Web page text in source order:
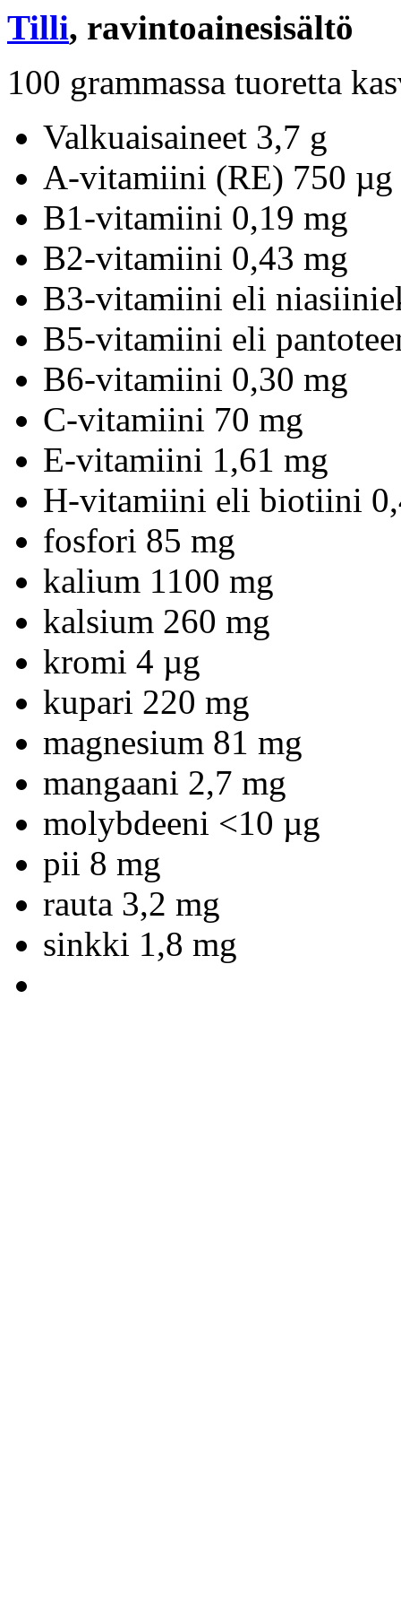
Tilli, ravintoainesisältö
100 grammassa tuoretta
Valkuaisaineet 3,7 g
A-vitamiini (RE) 750 µg
B1-vitamiini 0,19 mg
B2-vitamiini 0,43 mg
B3-vitamiini eli
B5-vitamiini eli
B6-vitamiini 0,30 mg
C-vitamiini 70 mg
E-vitamiini 1,61 mg
H-vitamiini eli biotiini
fosfori 85 mg
kalium 1100 mg
kalsium 260 mg
kromi 4 µg
kupari 220 mg
magnesium 81 mg
mangaani 2,7 mg
molybdeeni <10 µg
pii 8 mg
rauta 3,2 mg
sinkki 1,8 mg